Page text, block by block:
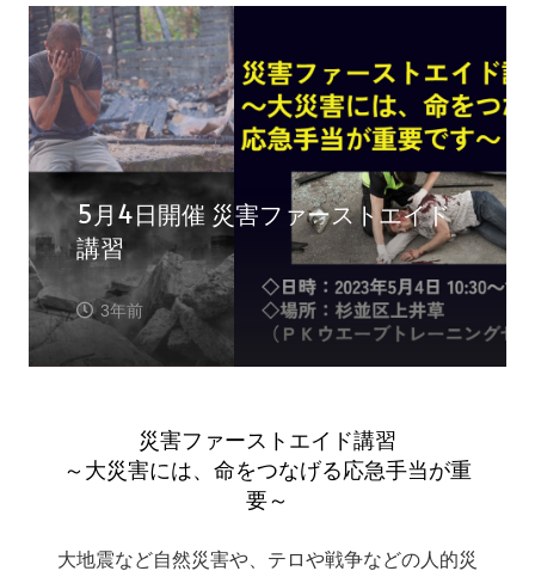
5月4日開催 災害ファーストエイド
講習
3年前
災害ファーストエイド講習
～大災害には、命をつなげる応急手当が重
要～
大地震など自然災害や、テロや戦争などの人的災